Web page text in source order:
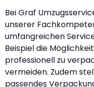
Bei Graf
unserer
umfangreichen
Beispiel die
professionell zu
vermeiden. Zudem
passendes